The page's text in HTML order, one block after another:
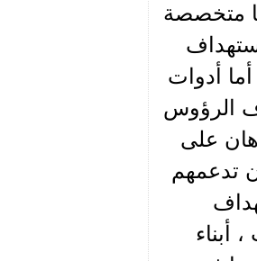
متخصصة
أدوات
الرؤوس
على
تدعمهم
أبناء